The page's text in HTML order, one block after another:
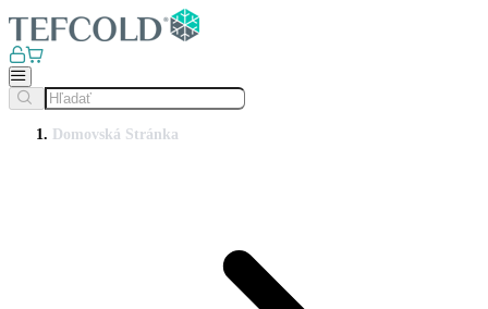
Domovská Stránka